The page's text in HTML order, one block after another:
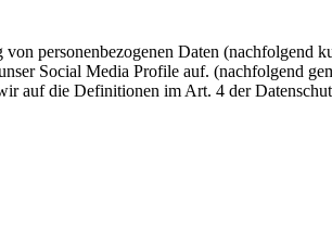
personenbezogenen Daten (nachfolgend
Social Media Profile auf. (nachfolgend
auf die Definitionen im Art. 4 der